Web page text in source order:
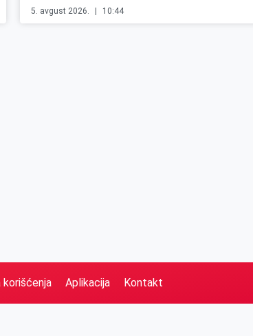
5. avgust 2026. 10:44
korišćenja Aplikacija Kontakt